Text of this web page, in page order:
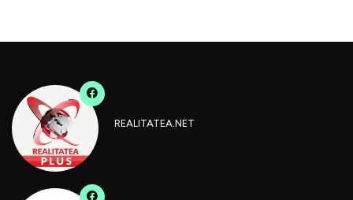
REALITATEA.NET